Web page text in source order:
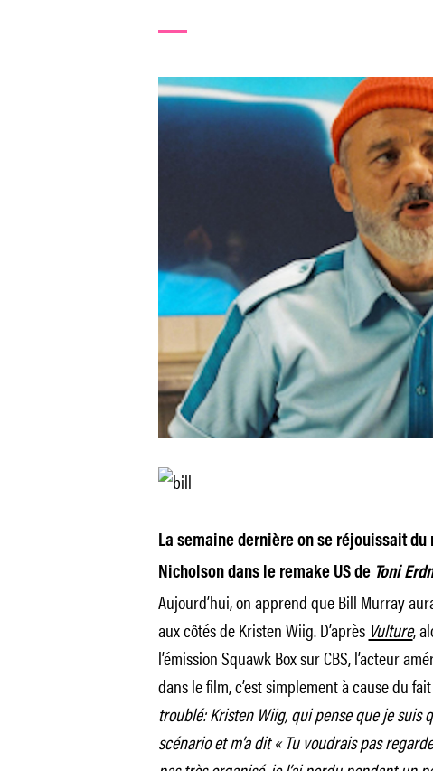
La semaine dernière on se réjouissait du
Nicholson dans le remake US deToni
Aujourd’hui, on apprend que Bill Murray
aux côtés de Kristen Wiig. D’après Vulture,
l’émission Squawk Box sur CBS, l’acteur
dans le film, c’est simplement à cause du
troublé: Kristen Wiig, qui pense que je suis
scénario et m’a dit « Tu voudrais pas